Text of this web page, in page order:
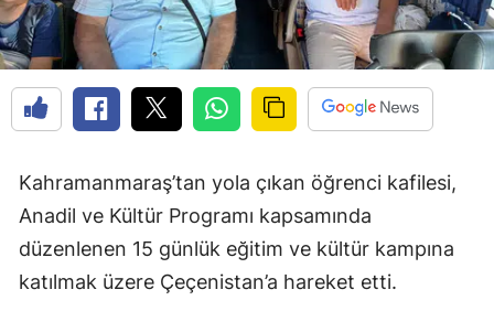
Kahramanmaraş’tan yola çıkan öğrenci kafilesi,
Anadil ve Kültür Programı kapsamında
düzenlenen 15 günlük eğitim ve kültür kampına
katılmak üzere Çeçenistan’a hareket etti.